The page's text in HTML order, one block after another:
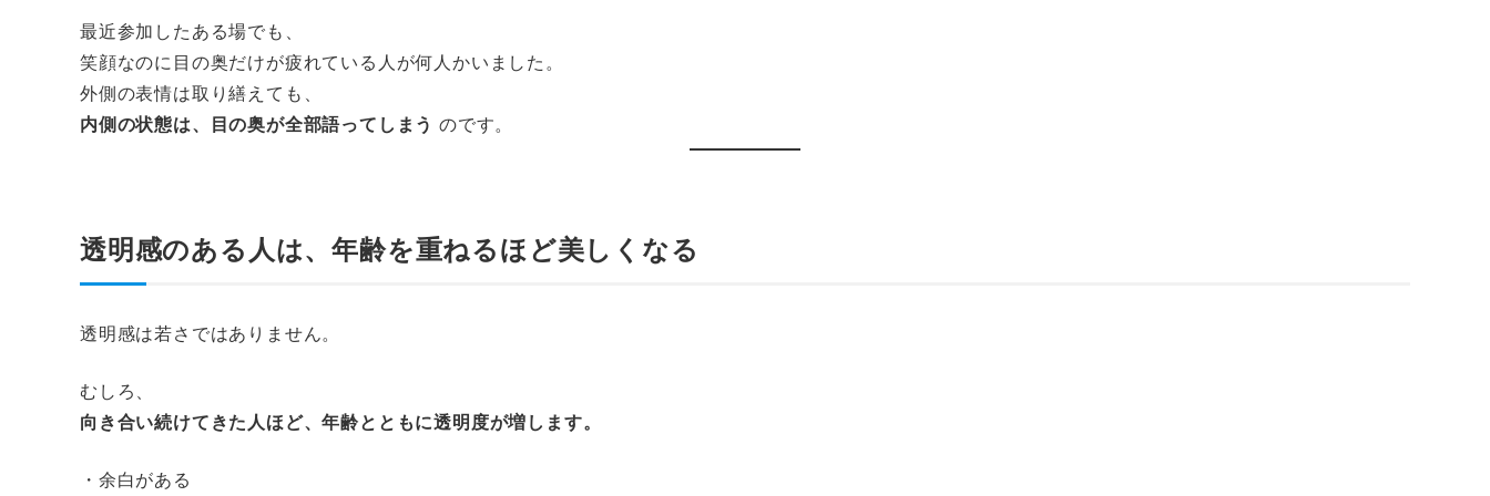
最近参加したある場でも、
笑顔なのに目の奥だけが疲れている人が何人かいました。
外側の表情は取り繕えても、
内側の状態は、目の奥が全部語ってしまう のです。
透明感のある人は、年齢を重ねるほど美しくなる
透明感は若さではありません。
むしろ、
向き合い続けてきた人ほど、年齢とともに透明度が増します。
・余白がある